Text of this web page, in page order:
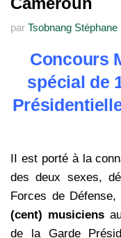
par Tsobnang Stéphane
Concours
spécial de
II est porté à la
des deux sexes,
Forces de Défense,
(cent) musiciens
de la Garde